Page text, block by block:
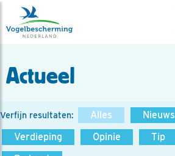
Actueel
Verfijn resultaten: Alles Nieuws
Verdieping
Opinie Tip